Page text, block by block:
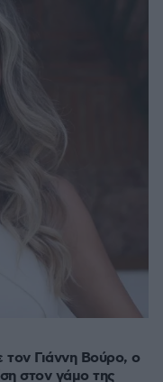
Γιάννη Βούρο, ο
στον γάμο της